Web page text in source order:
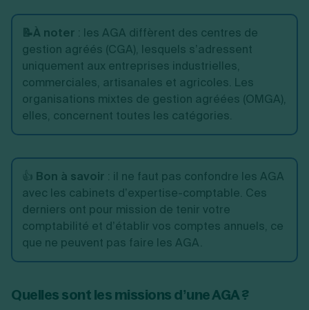
📝À noter : les AGA diffèrent des centres de
gestion agréés (CGA), lesquels s’adressent
uniquement aux entreprises industrielles,
commerciales, artisanales et agricoles. Les
organisations mixtes de gestion agréées (OMGA),
elles, concernent toutes les catégories.
👍 Bon à savoir : il ne faut pas confondre les AGA
avec les cabinets d’expertise-comptable. Ces
derniers ont pour mission de tenir votre
comptabilité et d’établir vos comptes annuels, ce
que ne peuvent pas faire les AGA.
Quelles sont les missions d’une AGA ?